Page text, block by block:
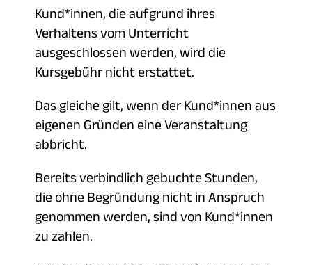
Kund*innen, die aufgrund ihres
Verhaltens vom Unterricht
ausgeschlossen werden, wird die
Kursgebühr nicht erstattet.
Das gleiche gilt, wenn der Kund*innen aus
eigenen Gründen eine Veranstaltung
abbricht.
Bereits verbindlich gebuchte Stunden,
die ohne Begründung nicht in Anspruch
genommen werden, sind von Kund*innen
zu zahlen.